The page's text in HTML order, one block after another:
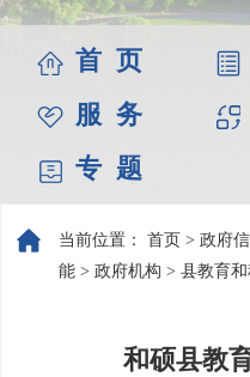
首 页
服 务
专 题
当前位置： 首页 > 政府
能 > 政府机构 > 县教育
和硕县教